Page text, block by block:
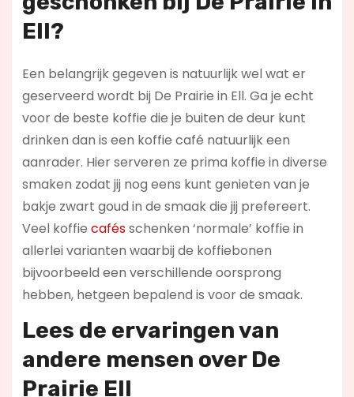
Ell?
Een belangrijk gegeven is natuurlijk wel wat er
geserveerd wordt bij De Prairie in Ell. Ga je echt
voor de beste koffie die je buiten de deur kunt
drinken dan is een koffie café natuurlijk een
aanrader. Hier serveren ze prima koffie in diverse
smaken zodat jij nog eens kunt genieten van je
bakje zwart goud in de smaak die jij prefereert.
Veel koffie cafésschenken ‘normale’ koffie in
allerlei varianten waarbij de koffiebonen
bijvoorbeeld een verschillende oorsprong
hebben, hetgeen bepalend is voor de smaak.
Lees de ervaringen van
andere mensen over De
Prairie Ell